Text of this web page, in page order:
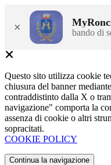
× bando di
Questo sito utilizza cookie
chiusura del banner
contraddistinto dalla X o
navigazione" comporta la
assenza di cookie o altri
sopracitati.
COOKIE POLICY
Continua la navigazione